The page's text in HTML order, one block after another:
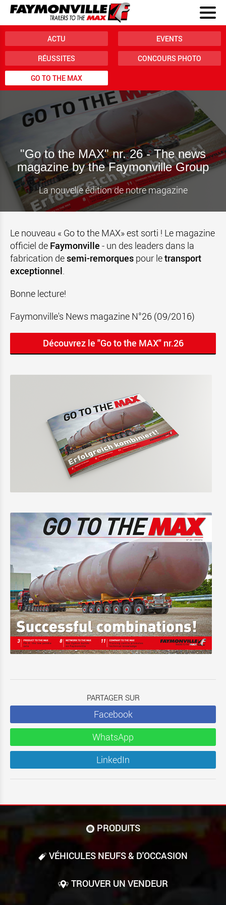
ACTU EVENTS
RÉUSSITES CONCOURS PHOTO
GO TO THE MAX
"Go to the MAX" nr. 26 - The news
magazine by the Faymonville Group
La nouvelle édition de notre magazine
Le nouveau « Go to the MAX» est sorti ! Le magazine
officiel de Faymonville - un des leaders dans la
fabrication desemi-remorques pour letransport
exceptionnel.
Bonne lecture!
Faymonville's News magazine N°26 (09/2016)
Découvrez le "Go to the MAX" nr.26
PARTAGER SUR
Facebook
WhatsApp
LinkedIn
PRODUITS
VÉHICULES NEUFS & D'OCCASION
TROUVER UN VENDEUR